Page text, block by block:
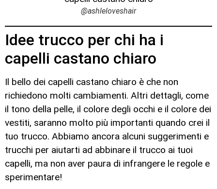
@ashleloveshair
Idee trucco per chi ha i
capelli castano chiaro
Il bello dei capelli castano chiaro è che non
richiedono molti cambiamenti. Altri dettagli, come
il tono della pelle, il colore degli occhi e il colore dei
vestiti, saranno molto più importanti quando crei il
tuo trucco. Abbiamo ancora alcuni suggerimenti e
trucchi per aiutarti ad abbinare il trucco ai tuoi
capelli, ma non aver paura di infrangere le regole e
sperimentare!